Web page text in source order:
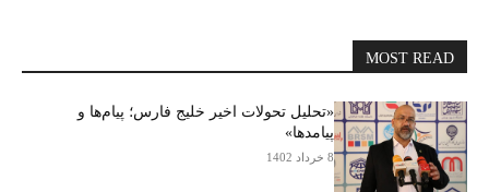
MOST READ
«تحلیل تحولات اخیر خلیج فارس؛ پیام‌ها و
پیامدها»
8 خرداد 1402